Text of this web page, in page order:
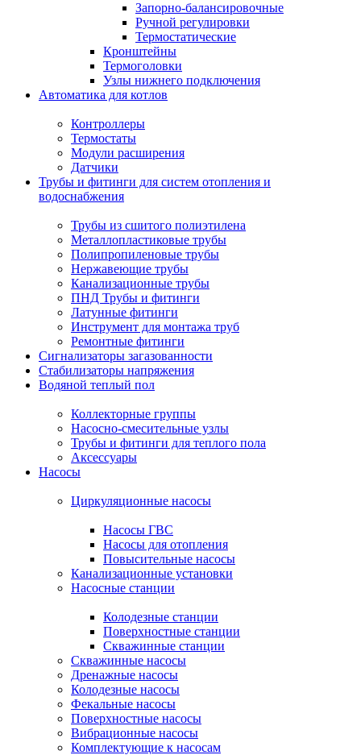
Запорно-балансировочные
Ручной регулировки
Термостатические
Кронштейны
Термоголовки
Узлы нижнего подключения
Автоматика для котлов
Контроллеры
Термостаты
Модули расширения
Датчики
Трубы и фитинги для систем отопления и
водоснабжения
Трубы из сшитого полиэтилена
Металлопластиковые трубы
Полипропиленовые трубы
Нержавеющие трубы
Канализационные трубы
ПНД Трубы и фитинги
Латунные фитинги
Инструмент для монтажа труб
Ремонтные фитинги
Сигнализаторы загазованности
Стабилизаторы напряжения
Водяной теплый пол
Коллекторные группы
Насосно-смесительные узлы
Трубы и фитинги для теплого пола
Аксессуары
Насосы
Циркуляционные насосы
Насосы ГВС
Насосы для отопления
Повысительные насосы
Канализационные установки
Насосные станции
Колодезные станции
Поверхностные станции
Скважинные станции
Скважинные насосы
Дренажные насосы
Колодезные насосы
Фекальные насосы
Поверхностные насосы
Вибрационные насосы
Комплектующие к насосам